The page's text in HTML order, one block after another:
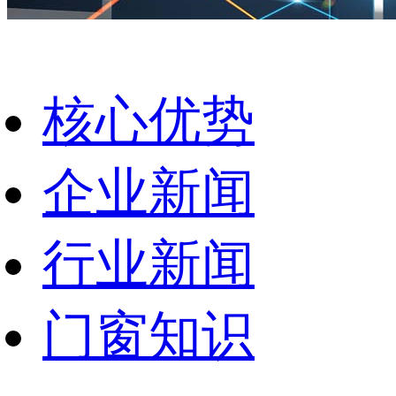
核心优势
企业新闻
行业新闻
门窗知识